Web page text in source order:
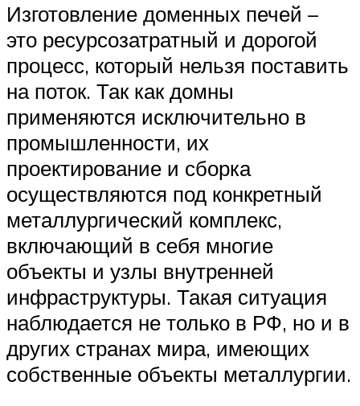
Изготовление доменных печей –
это ресурсозатратный и дорогой
процесс, который нельзя поставить
на поток. Так как домны
применяются исключительно в
промышленности, их
проектирование и сборка
осуществляются под конкретный
металлургический комплекс,
включающий в себя многие
объекты и узлы внутренней
инфраструктуры. Такая ситуация
наблюдается не только в РФ, но и в
других странах мира, имеющих
собственные объекты металлургии.